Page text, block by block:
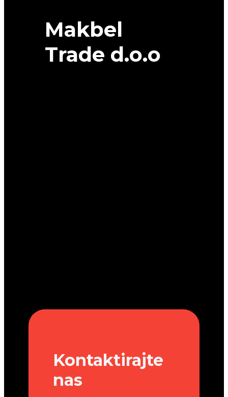
Makbel
Trade d.o.o
Kontaktirajte
nas